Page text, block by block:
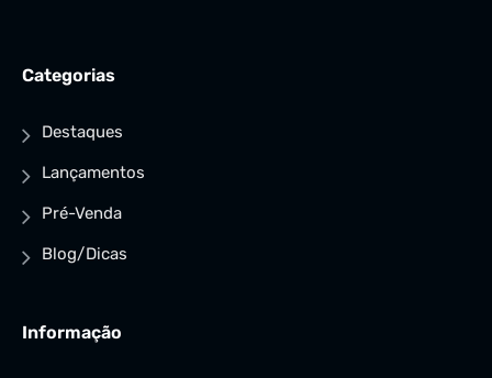
Categorias
Destaques
Lançamentos
Pré-Venda
Blog/Dicas
Informação